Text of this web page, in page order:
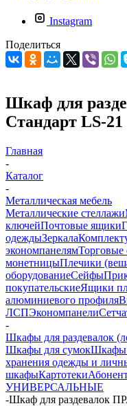
Instagram
Поделиться
Шкаф для
Стандарт LS-21
Главная
-
Каталог
-
Металлическая мебель
Металлические стеллажи
ключейПочтовые ящики
одеждыЗеркала
экономпанелямТорговые
монетницыПлечики
оборудованиеСейфы
покупательскиеЯщики
алюминиевого профиля
ЛСПЭкономпанели
-
Шкафы для раздевалок
Шкафы для сумокШкафы
хранения одежды и
шкафыКартотеки
УНИВЕРСАЛЬНЫЕ
-Шкаф для раздевалок